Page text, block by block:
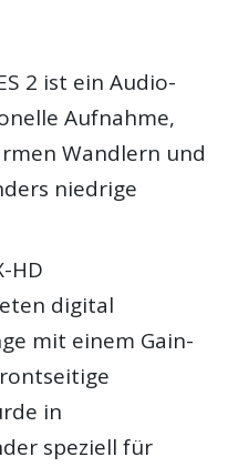
2 ist ein Audio-
Aufnahme,
Wandlern und
niedrige
HD
digital
mit einem Gain-
in
speziell für